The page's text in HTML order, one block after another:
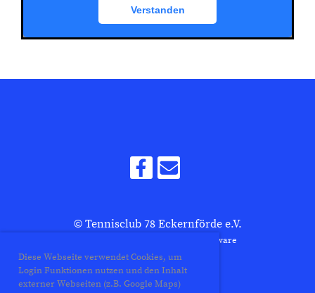
Diese Webseite verwendet Cookies, um
Login Funktionen nutzen und den Inhalt
externer Webseiten (z.B. Google Maps)
© Tennisclub 78 Eckernförde e.V.
Erstellt mit ClubDesk Vereinssoftware